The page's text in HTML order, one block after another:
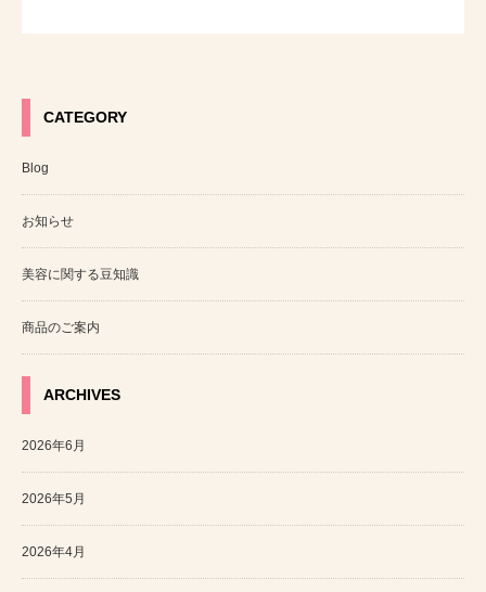
CATEGORY
Blog
お知らせ
美容に関する豆知識
商品のご案内
ARCHIVES
2026年6月
2026年5月
2026年4月